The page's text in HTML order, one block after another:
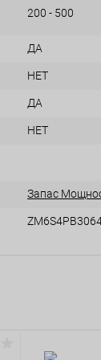
200 - 500
ДА
НЕТ
ДА
НЕТ
Запас